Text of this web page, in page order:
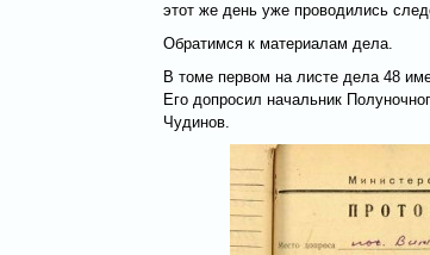
этот же день уже проводились
Обратимся к материалам дела.
В томе первом на листе дела 48
Его допросил начальник
Чудинов.